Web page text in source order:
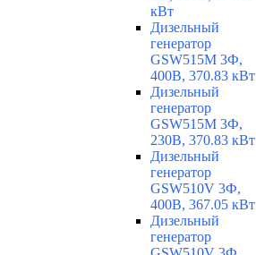
кВт
Дизельный
генератор
GSW515M 3Ф,
400В, 370.83 кВт
Дизельный
генератор
GSW515M 3Ф,
230В, 370.83 кВт
Дизельный
генератор
GSW510V 3Ф,
400В, 367.05 кВт
Дизельный
генератор